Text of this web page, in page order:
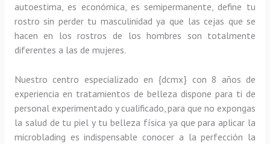
autoestima, es económica, es semipermanente, define tu
rostro sin perder tu masculinidad ya que las cejas que se
hacen en los rostros de los hombres son totalmente
diferentes a las de mujeres.
Nuestro centro especializado en {dcmx} con 8 años de
experiencia en tratamientos de belleza dispone para ti de
personal experimentado y cualificado, para que no expongas
la salud de tu piel y tu belleza física ya que para aplicar la
microblading es indispensable conocer a la perfección la